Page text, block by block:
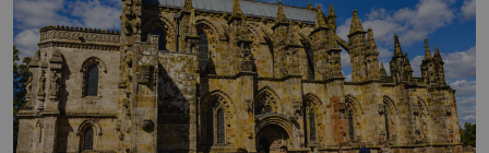
dopravit a přesně u